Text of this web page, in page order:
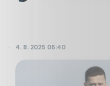
4. 8. 2025 06:40